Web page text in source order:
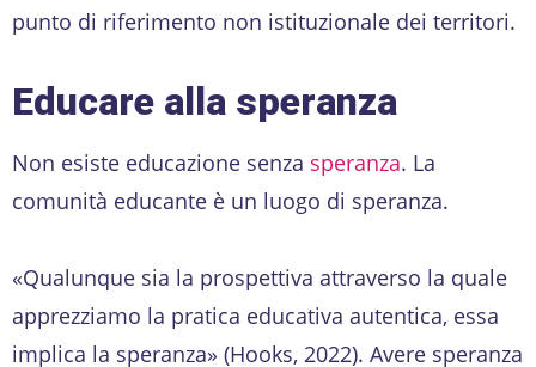
punto di riferimento non istituzionale dei territori.
Educare alla speranza
Non esiste educazione senza speranza. La
comunità educante è un luogo di speranza.
«Qualunque sia la prospettiva attraverso la quale
apprezziamo la pratica educativa autentica, essa
implica la speranza» (Hooks, 2022). Avere speranza